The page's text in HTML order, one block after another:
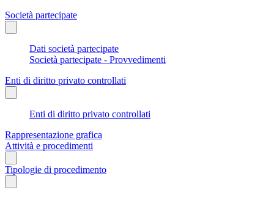
Società partecipate
Dati società partecipate
Società partecipate - Provvedimenti
Enti di diritto privato controllati
Enti di diritto privato controllati
Rappresentazione grafica
Attività e procedimenti
Tipologie di procedimento